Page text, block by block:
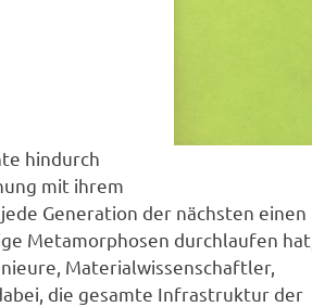
hindurch
mit ihrem
Generation der nächsten einen
Metamorphosen durchlaufen hat,
Materialwissenschaftler,
die gesamte Infrastruktur der